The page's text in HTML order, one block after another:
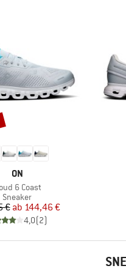
MARKE
ON
6 Coast
Produktgruppe
Sneaker
Preis
€ reduzierter Preis
ab 144,46 €
4,0(2)